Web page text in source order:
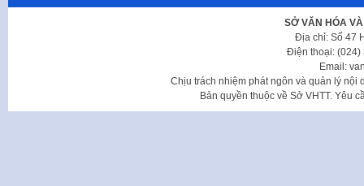
SỞ VĂN HÓA
Địa chỉ: Số 47
Điện thoại: (024)
Email:
Chịu trách nhiệm phát ngôn và quản lý nội
Bản quyền thuộc về Sở VHTT. Yêu